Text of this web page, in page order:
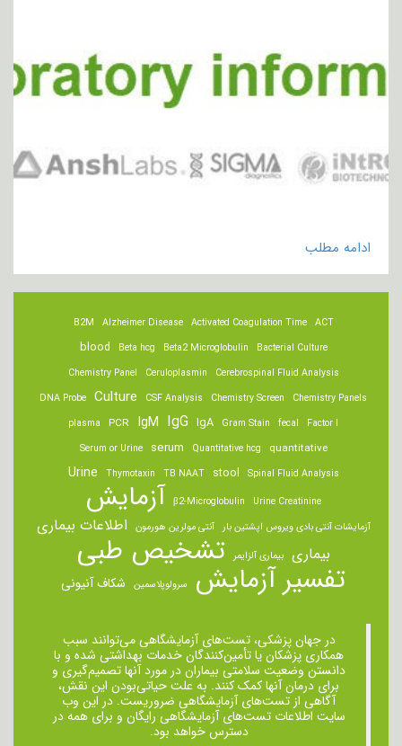
ادامه مطلب
ACT
Activated Coagulation Time
Alzheimer Disease
B2M
Bacterial Culture
Beta2 Microglobulin
Beta hcg
blood
Cerebrospinal Fluid Analysis
Ceruloplasmin
Chemistry Panel
Chemistry Panels
Chemistry Screen
CSF Analysis
Culture
DNA Probe
Factor I
fecal
Gram Stain
IgA
IgG
IgM
PCR
plasma
quantitative
Quantitative hcg
serum
Serum or Urine
Spinal Fluid Analysis
stool
TB NAAT
Thymotaxin
Urine
Urine Creatinine
β2-Microglobulin آزمایش
آزمایشات آنتی بادی ویروس اپشتین بار آنتی مولرین هورمون اطلاعات بیماری
بیماری بیماری آلزایمر تشخیص طبی
تفسیر آزمایش سرولوپلاسمین شکاف آنیونی
در جهان پزشکی، تست‌های آزمایشگاهی می‌توانند سبب
همکاری پزشکان یا تأمین‌کنندگان خدمات بهداشتی شده و با
دانستن وضعیت سلامتی بیماران در مورد آنها تصمیم‌گیری و
برای درمان ‌آنها کمک کنند. به علت حیاتی‌بودن این نقش،
آگاهی از تست‌های آزمایشگاهی ضروریست. در این وب
سایت اطلاعات تست‌های آزمایشگاهی رایگان و برای همه در
دسترس خواهد بود.